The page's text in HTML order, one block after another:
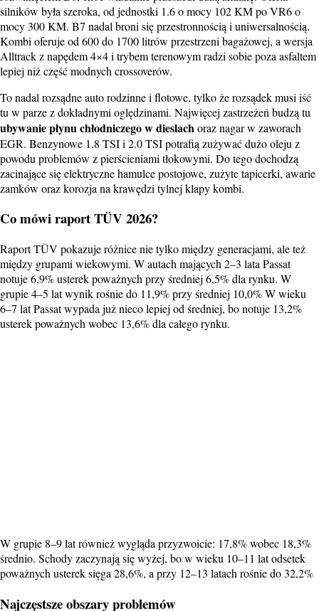
silników była szeroka, od jednostki 1.6 o mocy 102 KM po VR6 o
mocy 300 KM. B7 nadal broni się przestronnością i uniwersalnością.
Kombi oferuje od 600 do 1700 litrów przestrzeni bagażowej, a wersja
Alltrack z napędem 4×4 i trybem terenowym radzi sobie poza asfaltem
lepiej niż część modnych crossoverów.
To nadal rozsądne auto rodzinne i flotowe, tylko że rozsądek musi iść
tu w parze z dokładnymi oględzinami. Najwięcej zastrzeżeń budzą tu
ubywanie płynu chłodniczego w dieslachoraz nagar w zaworach
EGR. Benzynowe 1.8 TSI i 2.0 TSI potrafią zużywać dużo oleju z
powodu problemów z pierścieniami tłokowymi. Do tego dochodzą
zacinające się elektryczne hamulce postojowe, zużyte tapicerki, awarie
zamków oraz korozja na krawędzi tylnej klapy kombi.
Co mówi raport TÜV 2026?
Raport TÜV pokazuje różnice nie tylko między generacjami, ale też
między grupami wiekowymi. W autach mających 2–3 lata Passat
notuje 6,9% usterek poważnych przy średniej 6,5% dla rynku. W
grupie 4–5 lat wynik rośnie do 11,9% przy średniej 10,0% W wieku
6–7 lat Passat wypada już nieco lepiej od średniej, bo notuje 13,2%
usterek poważnych wobec 13,6% dla całego rynku.
W grupie 8–9 lat również wygląda przyzwoicie: 17,8% wobec 18,3%
średnio. Schody zaczynają się wyżej, bo w wieku 10–11 lat odsetek
poważnych usterek sięga 28,6%, a przy 12–13 latach rośnie do 32,2%
Najczęstsze obszary problemów